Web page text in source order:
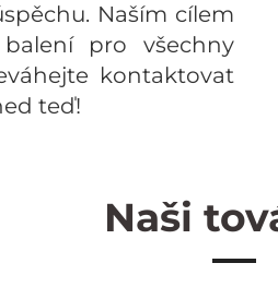
Naším cílem
pro všechny
kontaktovat
teď!
Naši